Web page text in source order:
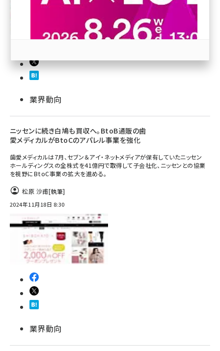
revico (737)
業界動向
ニッセンに続き白鳩も買収へ。BtoB通販の歯
愛メディカルがBtoCのアパレル事業を強化
歯愛メディカルは7月、セブン＆アイ・ネットメディアが保有していたニッセン
ホールディングスの全株式を41億円で取得して子会社化、ニッセンとの協業
を視野にBtoC事業の拡大を進める。
松原 沙甫[執筆]
2024年11月18日 8:30
業界動向
参加登録はこちら↑